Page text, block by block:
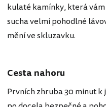
kulaté kamínky, která
sucha velmi pohodlné
mění ve skluzavku.
Cesta nahoru
Prvních zhruba 30 minut